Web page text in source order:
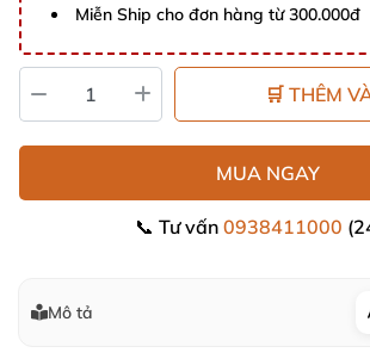
Miễn Ship cho đơn hàng từ 300.000đ
🛒 THÊM
MUA NGAY
📞 Tư vấn 0938411000
Mô tả